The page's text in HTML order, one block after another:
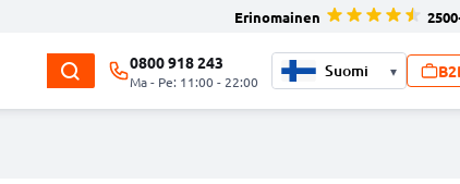
Erinomainen
0800 918 243
Ma - Pe: 11:00 - 22:00
▾